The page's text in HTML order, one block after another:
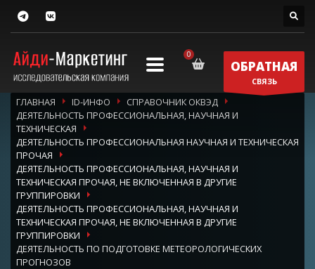
ОБРАТНАЯ
СВЯЗЬ
ГЛАВНАЯ ID-ИНФО
СПРАВОЧНИК ОКВЭД
ДЕЯТЕЛЬНОСТЬ ПРОФЕССИОНАЛЬНАЯ, НАУЧНАЯ И
ТЕХНИЧЕСКАЯ
ДЕЯТЕЛЬНОСТЬ ПРОФЕССИОНАЛЬНАЯ НАУЧНАЯ И ТЕХНИЧЕСКАЯ
ПРОЧАЯ
ДЕЯТЕЛЬНОСТЬ ПРОФЕССИОНАЛЬНАЯ, НАУЧНАЯ И
ТЕХНИЧЕСКАЯ ПРОЧАЯ, НЕ ВКЛЮЧЕННАЯ В ДРУГИЕ
ГРУППИРОВКИ
ДЕЯТЕЛЬНОСТЬ ПРОФЕССИОНАЛЬНАЯ, НАУЧНАЯ И
ТЕХНИЧЕСКАЯ ПРОЧАЯ, НЕ ВКЛЮЧЕННАЯ В ДРУГИЕ
ГРУППИРОВКИ
ДЕЯТЕЛЬНОСТЬ ПО ПОДГОТОВКЕ МЕТЕОРОЛОГИЧЕСКИХ
ПРОГНОЗОВ